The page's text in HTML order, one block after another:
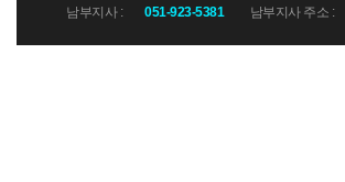
남부지사 :
051-923-5381 남부지사 주소 :